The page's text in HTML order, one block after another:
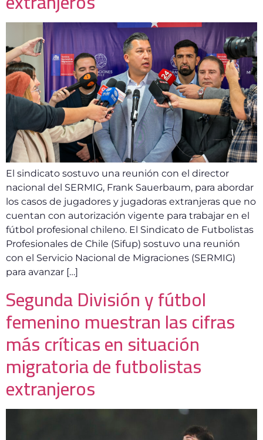
El sindicato sostuvo una reunión con el director
nacional del SERMIG, Frank Sauerbaum, para abordar
los casos de jugadores y jugadoras extranjeras que no
cuentan con autorización vigente para trabajar en el
fútbol profesional chileno. El Sindicato de Futbolistas
Profesionales de Chile (Sifup) sostuvo una reunión
con el Servicio Nacional de Migraciones (SERMIG)
para avanzar […]
Segunda División y fútbol
femenino muestran las cifras
más críticas en situación
migratoria de futbolistas
extranjeros